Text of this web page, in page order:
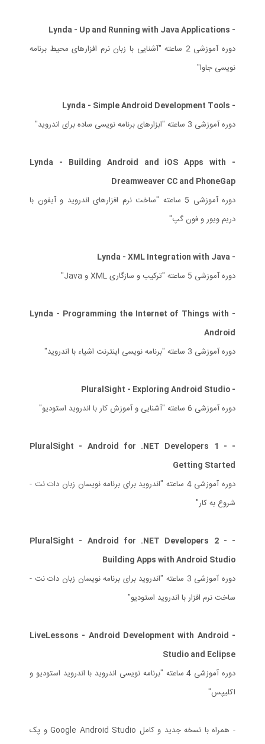
- Lynda - Up and Running with Java Applications
دوره آموزشی 2 ساعته "آشنایی با زبان نرم افزارهای محیط برنامه
نویسی جاوا"
- Lynda - Simple Android Development Tools
دوره آموزشی 3 ساعته "ابزارهای برنامه نویسی ساده برای اندروید"
- Lynda - Building Android and iOS Apps with
Dreamweaver CC and PhoneGap
دوره آموزشی 5 ساعته "ساخت نرم افزارهای اندروید و آیفون با
دریم ویور و فون گپ"
- Lynda - XML Integration with Java
دوره آموزشی 5 ساعته "ترکیب و سازگاری XML و Java"
- Lynda - Programming the Internet of Things with
Android
دوره آموزشی 3 ساعته "برنامه نویسی اینترنت اشیاء با اندروید"
- PluralSight - Exploring Android Studio
دوره آموزشی 6 ساعته "آشنایی و آموزش کار با اندروید استودیو"
- PluralSight - Android for .NET Developers 1 -
Getting Started
دوره آموزشی 4 ساعته "اندروید برای برنامه نویسان زبان دات نت -
شروع به کار"
- PluralSight - Android for .NET Developers 2 -
Building Apps with Android Studio
دوره آموزشی 3 ساعته "اندروید برای برنامه نویسان زبان دات نت -
ساخت نرم افزار با اندروید استودیو"
- LiveLessons - Android Development with Android
Studio and Eclipse
دوره آموزشی 4 ساعته "برنامه نویسی اندروید با اندروید استودیو و
اکلیپس"
- همراه با نسخه جدید و کامل Google Android Studio و پک